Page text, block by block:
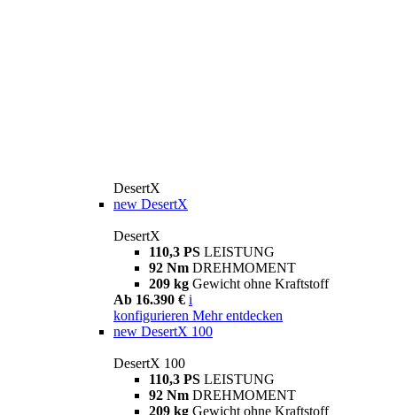
DesertX
new DesertX
DesertX
110,3 PS LEISTUNG
92 Nm DREHMOMENT
209 kg Gewicht ohne Kraftstoff
Ab 16.390 € i
konfigurieren Mehr entdecken
new DesertX 100
DesertX 100
110,3 PS LEISTUNG
92 Nm DREHMOMENT
209 kg Gewicht ohne Kraftstoff